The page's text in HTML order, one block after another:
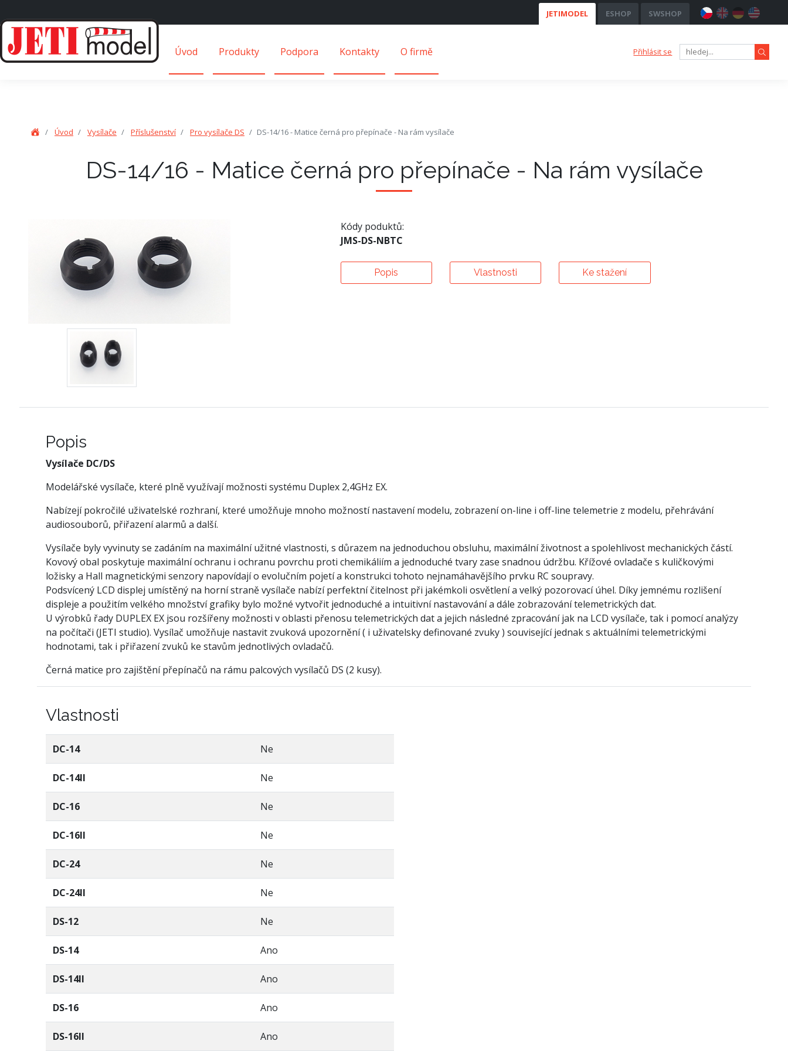
JETIMODEL ESHOP SWSHOP
Úvod Produkty Podpora Kontakty O firmě Přihlásit se
Úvod Vysílače Příslušenství Pro vysílače DS DS-14/16 - Matice černá pro přepínače - Na rám vysílače
DS-14/16 - Matice černá pro přepínače - Na rám vysílače
Kódy poduktů:
JMS-DS-NBTC
Popis Vlastnosti Ke stažení
Popis
Vysílače DC/DS
Modelářské vysílače, které plně využívají možnosti systému Duplex 2,4GHz EX.
Nabízejí pokročilé uživatelské rozhraní, které umožňuje mnoho možností nastavení modelu, zobrazení on-line i off-line telemetrie z modelu, přehrávání
audiosouborů, přiřazení alarmů a další.
Vysílače byly vyvinuty se zadáním na maximální užitné vlastnosti, s důrazem na jednoduchou obsluhu, maximální životnost a spolehlivost mechanických částí.
Kovový obal poskytuje maximální ochranu i ochranu povrchu proti chemikáliím a jednoduché tvary zase snadnou údržbu. Křížové ovladače s kuličkovými
ložisky a Hall magnetickými senzory napovídají o evolučním pojetí a konstrukci tohoto nejnamáhavějšího prvku RC soupravy.
Podsvícený LCD displej umístěný na horní straně vysílače nabízí perfektní čitelnost při jakémkoli osvětlení a velký pozorovací úhel. Díky jemnému rozlišení
displeje a použitím velkého množství grafiky bylo možné vytvořit jednoduché a intuitivní nastavování a dále zobrazování telemetrických dat.
U výrobků řady DUPLEX EX jsou rozšířeny možnosti v oblasti přenosu telemetrických dat a jejich následné zpracování jak na LCD vysílače, tak i pomocí analýzy
na počítači (JETI studio). Vysílač umožňuje nastavit zvuková upozornění ( i uživatelsky definované zvuky ) související jednak s aktuálními telemetrickými
hodnotami, tak i přiřazení zvuků ke stavům jednotlivých ovladačů.
Černá matice pro zajištění přepínačů na rámu palcových vysílačů DS (2 kusy).
Vlastnosti
DC-14 Ne
DC-14II Ne
DC-16 Ne
DC-16II Ne
DC-24 Ne
DC-24II Ne
DS-12 Ne
DS-14 Ano
DS-14II Ano
DS-16 Ano
DS-16II Ano